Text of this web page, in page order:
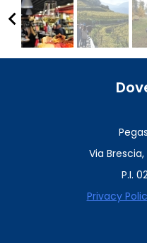
keyboard_arrow_left
Via
P.I.
Privacy